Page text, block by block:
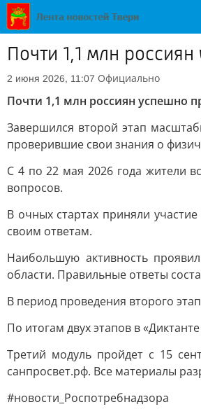
Почти 1,1 млн
2 июня 2026, 11:07 Официально
Почти 1,1 млн россиян успешно
Завершился второй этап
проверившие свои знания о
С 4 по 22 мая 2026 года жители
вопросов.
В очных стартах приняли
своим ответам.
Наибольшую активность
области. Правильные ответы
В период проведения второго
По итогам двух этапов в
Третий модуль пройдет с 15
санпросвет.рф. Все материалы
#новости_Роспотребнадзора